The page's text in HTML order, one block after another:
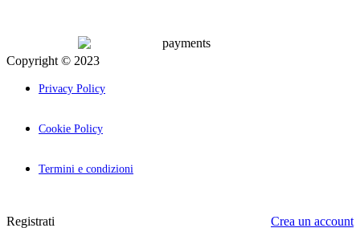
Copyright © 2023
Privacy Policy
Cookie Policy
Termini e condizioni
Registrati Crea un account